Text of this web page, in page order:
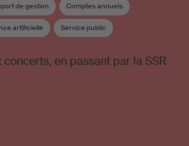
de gestion Comptes annuels
artificielle Service public